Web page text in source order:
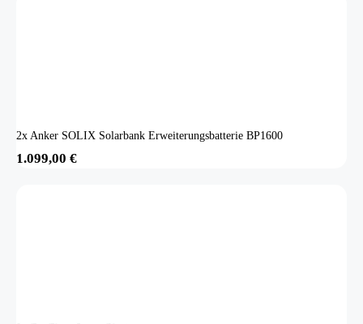
2x Anker SOLIX Solarbank Erweiterungsbatterie BP1600
1.099,00 €